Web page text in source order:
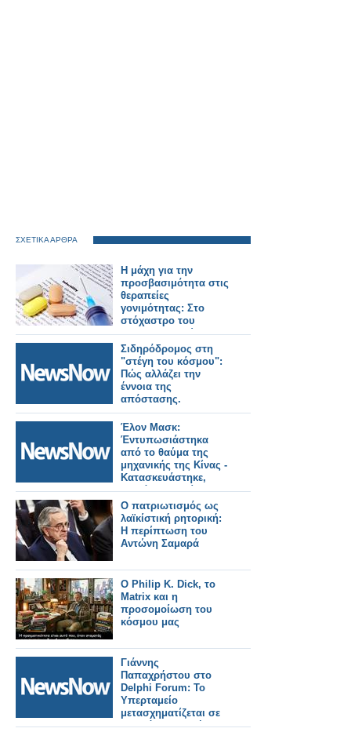
ΣΧΕΤΙΚΑ ΑΡΘΡΑ
Η μάχη για την
προσβασιμότητα στις
θεραπείες
γονιμότητας: Στο
στόχαστρο του
φαρμακευτικού
κόσμου οι πρακτικές
της εταιρείας Merck
Σιδηρόδρομος στη
"στέγη του κόσμου":
Πώς αλλάζει την
έννοια της
απόστασης.
Έλον Μασκ:
Έντυπωσιάστηκα
από το θαύμα της
μηχανικής της Κίνας -
Κατασκευάστηκε,
κοντά στο Πεκίνο, σε
2 χρόνια ο
μεγαλύτερος
σιδηροδρομικός
σταθμός του κόσμου.
Ο πατριωτισμός ως
λαϊκίστική ρητορική:
Η περίπτωση του
Αντώνη Σαμαρά
Ο Philip K. Dick, το
Matrix και η
προσομοίωση του
κόσμου μας
Γιάννης
Παπαχρήστου στο
Delphi Forum: Το
Υπερταμείο
μετασχηματίζεται σε
ενεργό επενδυτή και